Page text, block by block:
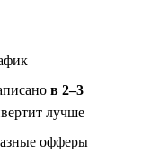
в 2–3
лучше
офферы